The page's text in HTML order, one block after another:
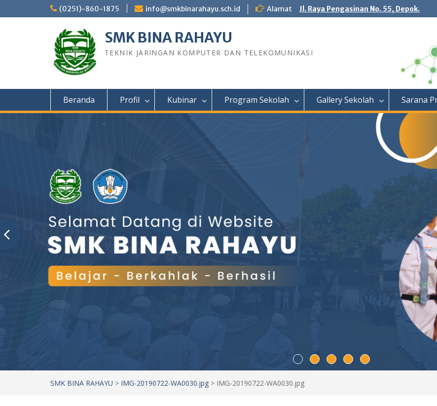
to
(0251)-860-1875 info@smkbinarahayu.sch.id Alamat Jl. Raya Pengasinan No. 55, Depok.
SMK BINA RAHAYU
TEKNIK JARINGAN KOMPUTER DAN TELEKOMUNIKASI
Beranda Profil Kubinar Program Sekolah Gallery Sekolah Sarana
SMK BINA RAHAYU > IMG-20190722-WA0030.jpg > IMG-20190722-WA0030.jpg